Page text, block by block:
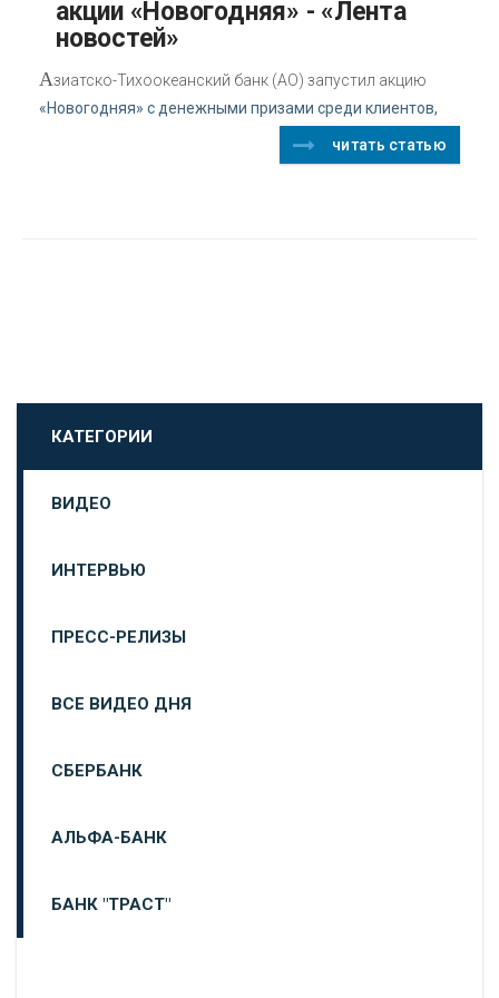
акции «Новогодняя» - «Лента
новостей»
Азиатско-Тихоокеанский банк (АО) запустил акцию
«Новогодняя» с денежными призами среди клиентов,
читать статью
КАТЕГОРИИ
ВИДЕО
ИНТЕРВЬЮ
ПРЕСС-РЕЛИЗЫ
ВСЕ ВИДЕО ДНЯ
СБЕРБАНК
АЛЬФА-БАНК
БАНК "ТРАСТ"